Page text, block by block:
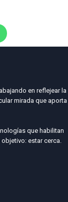
en reflejear la
mirada que aporta
que habilitan
estar cerca.